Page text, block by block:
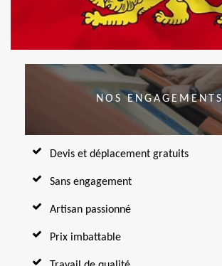
NOS ENGAGEMENTS
Devis et déplacement gratuits
Sans engagement
Artisan passionné
Prix imbattable